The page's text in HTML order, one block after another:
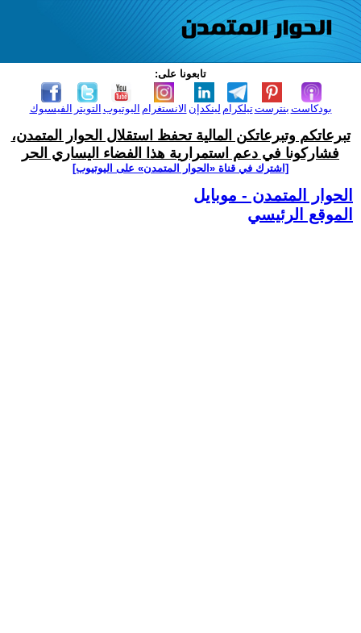
تابعونا على:
الفيسبوك التويتر اليوتيوب الانستغرام لينكدإن تيلكرامبنترست بودكاست
تبرعاتكم وتبرعاتكن المالية تحفظ استقلال الحوار المتمدن،
فشاركونا في دعم استمرارية هذا الفضاء اليساري الحر
[اشترك في قناة ‫«الحوار المتمدن» على اليوتيوب]
الحوار المتمدن - موبايل
الموقع الرئيسي